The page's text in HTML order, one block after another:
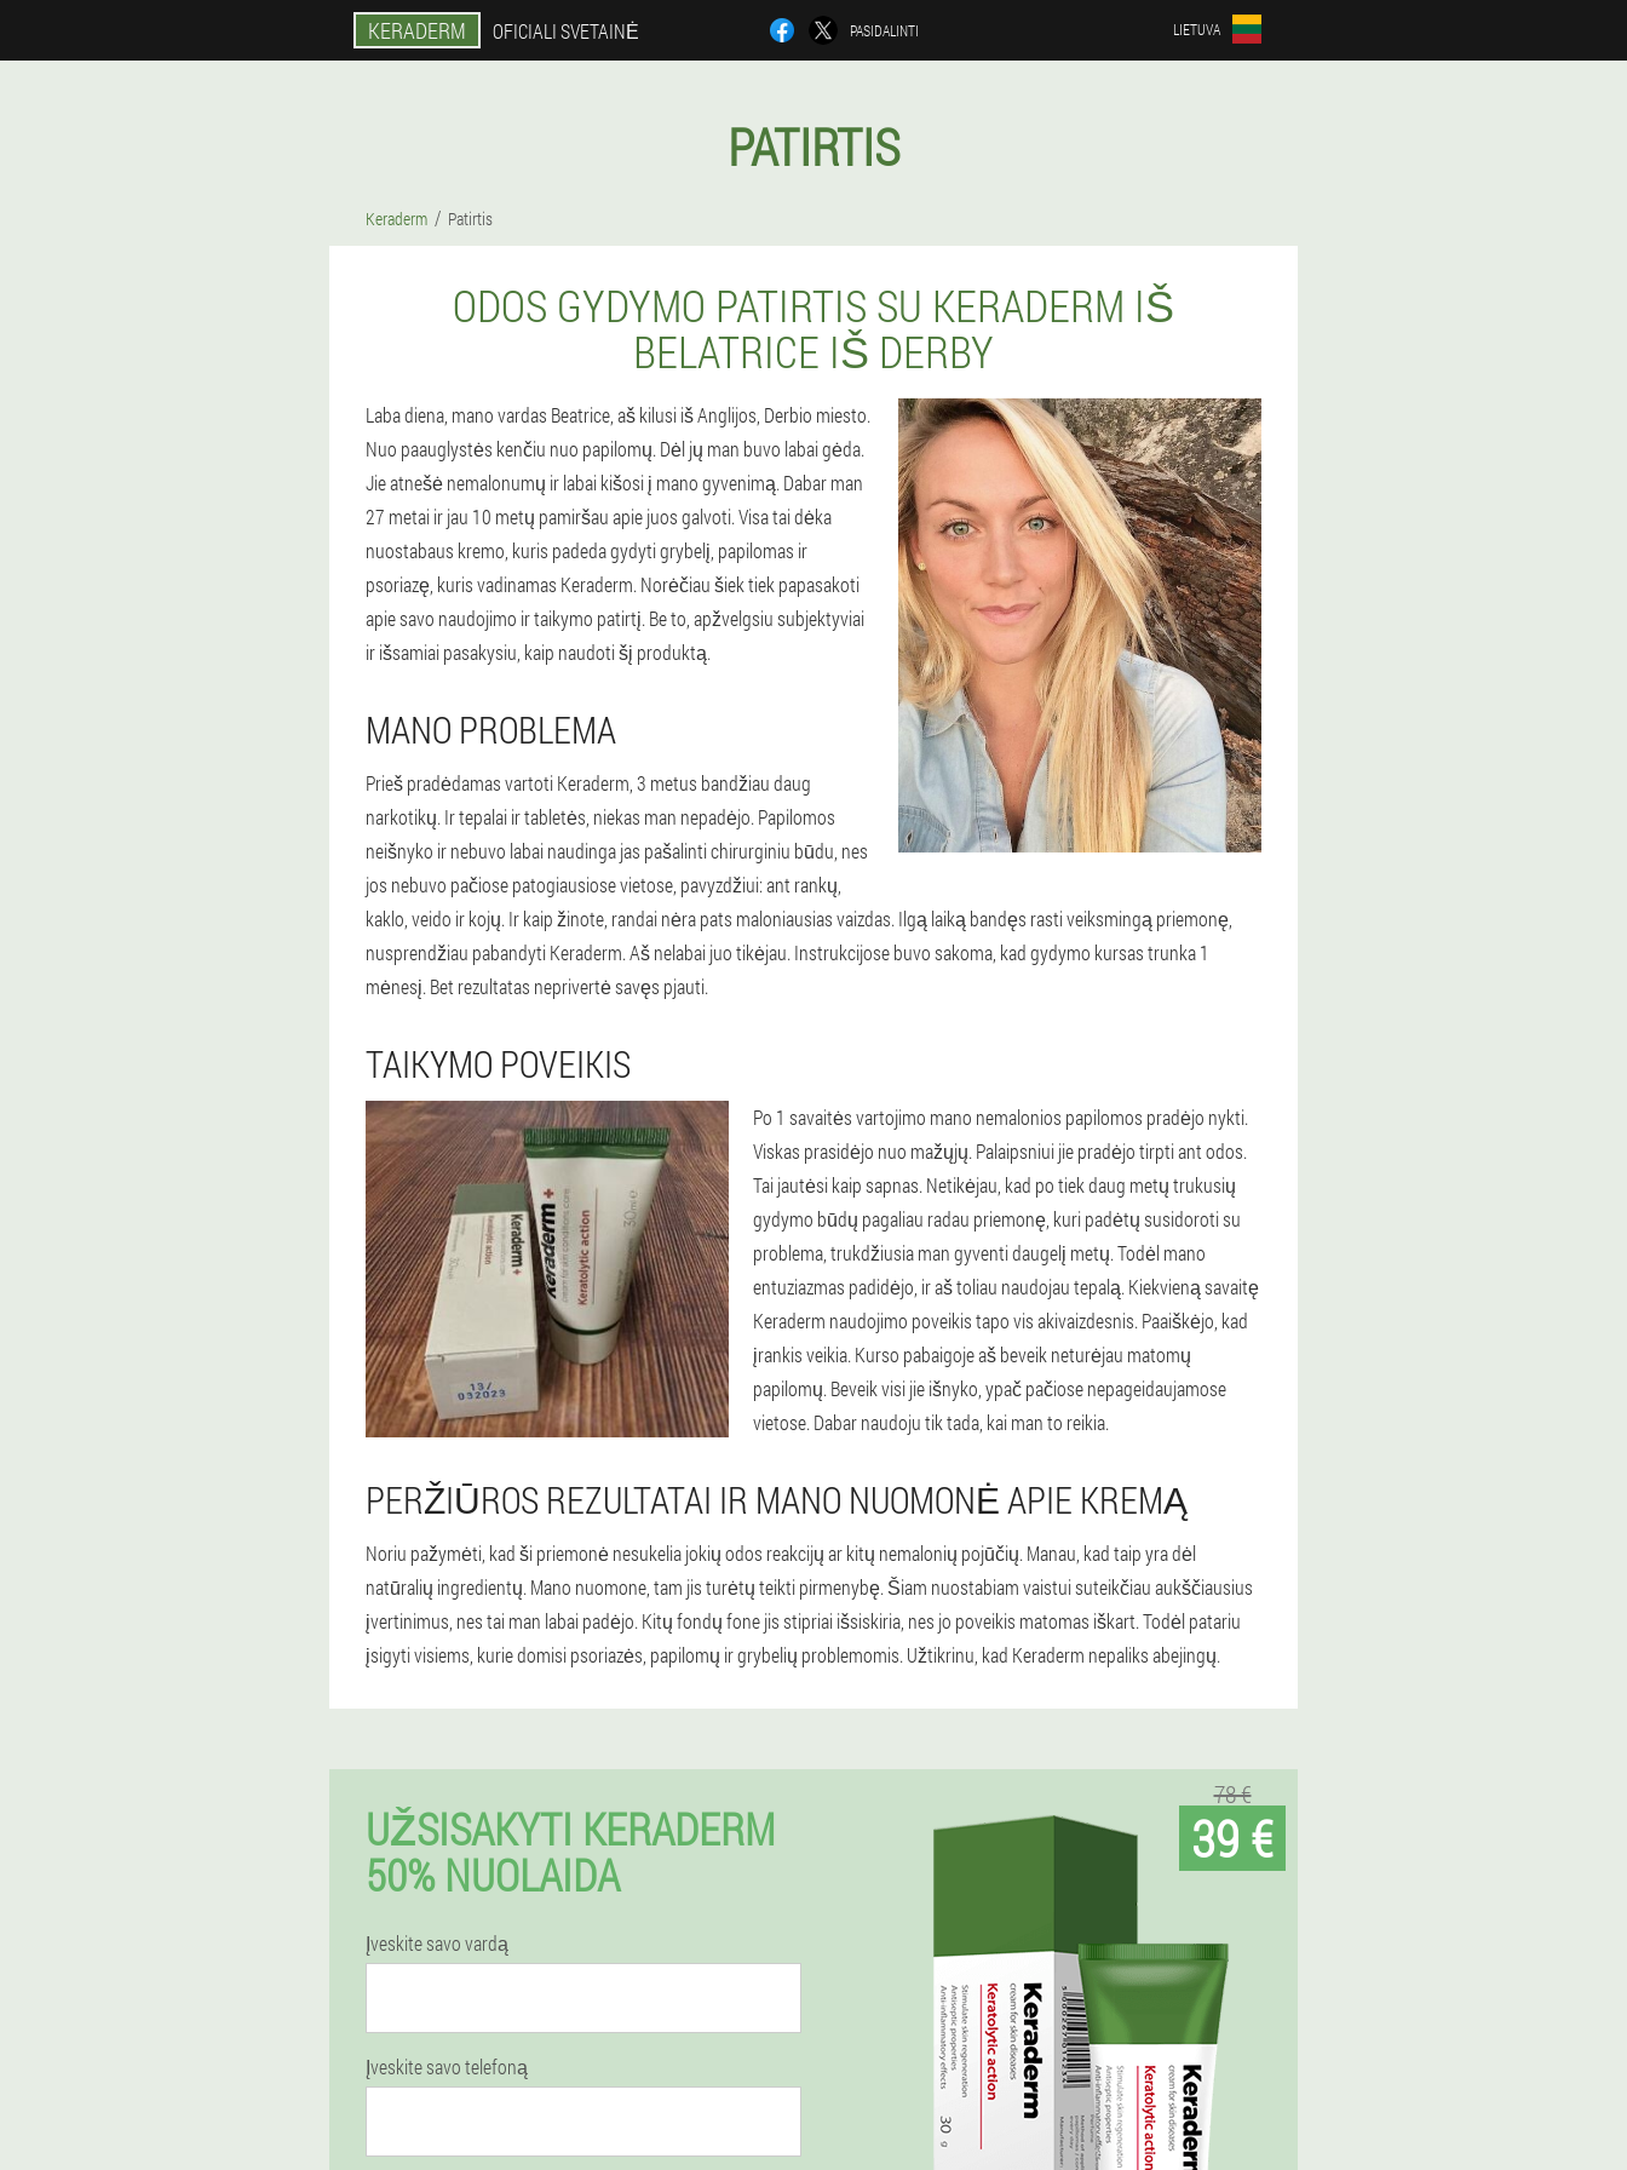
KERADERM OFICIALI SVETAINĖ PASIDALINTI LIETUVA
PATIRTIS
Keraderm Patirtis
ODOS GYDYMO PATIRTIS SU KERADERM IŠ
BELATRICE IŠ DERBY
Laba diena, mano vardas Beatrice, aš kilusi iš Anglijos, Derbio miesto.
Nuo paauglystės kenčiu nuo papilomų. Dėl jų man buvo labai gėda.
Jie atnešė nemalonumų ir labai kišosi į mano gyvenimą. Dabar man
27 metai ir jau 10 metų pamiršau apie juos galvoti. Visa tai dėka
nuostabaus kremo, kuris padeda gydyti grybelį, papilomas ir
psoriazę, kuris vadinamas Keraderm. Norėčiau šiek tiek papasakoti
apie savo naudojimo ir taikymo patirtį. Be to, apžvelgsiu subjektyviai
ir išsamiai pasakysiu, kaip naudoti šį produktą.
MANO PROBLEMA
Prieš pradėdamas vartoti Keraderm, 3 metus bandžiau daug
narkotikų. Ir tepalai ir tabletės, niekas man nepadėjo. Papilomos
neišnyko ir nebuvo labai naudinga jas pašalinti chirurginiu būdu, nes
jos nebuvo pačiose patogiausiose vietose, pavyzdžiui: ant rankų,
kaklo, veido ir kojų. Ir kaip žinote, randai nėra pats maloniausias vaizdas. Ilgą laiką bandęs rasti veiksmingą priemonę,
nusprendžiau pabandyti Keraderm. Aš nelabai juo tikėjau. Instrukcijose buvo sakoma, kad gydymo kursas trunka 1
mėnesį. Bet rezultatas neprivertė savęs pjauti.
TAIKYMO POVEIKIS
Po 1 savaitės vartojimo mano nemalonios papilomos pradėjo nykti.
Viskas prasidėjo nuo mažųjų. Palaipsniui jie pradėjo tirpti ant odos.
Tai jautėsi kaip sapnas. Netikėjau, kad po tiek daug metų trukusių
gydymo būdų pagaliau radau priemonę, kuri padėtų susidoroti su
problema, trukdžiusia man gyventi daugelį metų. Todėl mano
entuziazmas padidėjo, ir aš toliau naudojau tepalą. Kiekvieną savaitę
Keraderm naudojimo poveikis tapo vis akivaizdesnis. Paaiškėjo, kad
įrankis veikia. Kurso pabaigoje aš beveik neturėjau matomų
papilomų. Beveik visi jie išnyko, ypač pačiose nepageidaujamose
vietose. Dabar naudoju tik tada, kai man to reikia.
PERŽIŪROS REZULTATAI IR MANO NUOMONĖ APIE KREMĄ
Noriu pažymėti, kad ši priemonė nesukelia jokių odos reakcijų ar kitų nemalonių pojūčių. Manau, kad taip yra dėl
natūralių ingredientų. Mano nuomone, tam jis turėtų teikti pirmenybę. Šiam nuostabiam vaistui suteikčiau aukščiausius
įvertinimus, nes tai man labai padėjo. Kitų fondų fone jis stipriai išsiskiria, nes jo poveikis matomas iškart. Todėl patariu
įsigyti visiems, kurie domisi psoriazės, papilomų ir grybelių problemomis. Užtikrinu, kad Keraderm nepaliks abejingų.
UŽSISAKYTI KERADERM
50% NUOLAIDA
Įveskite savo vardą
Įveskite savo telefoną
78 €
39 €